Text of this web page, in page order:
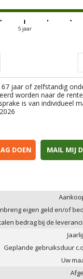
5 jaar
jaar of zelfstandig
worden naar de
is van individueel
DOEN MAIL MIJ
eigen geld en/of
bedrag bij de
Geplande gebruiksduur
Uw